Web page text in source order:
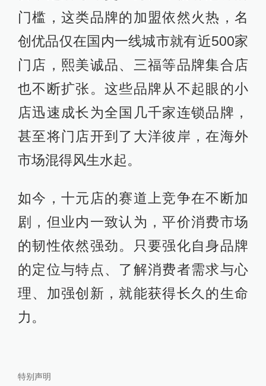
门槛，这类品牌的加盟依然火热，名
创优品仅在国内一线城市就有近500家
门店，熙美诚品、三福等品牌集合店
也不断扩张。这些品牌从不起眼的小
店迅速成长为全国几千家连锁品牌，
甚至将门店开到了大洋彼岸，在海外
市场混得风生水起。
如今，十元店的赛道上竞争在不断加
剧，但业内一致认为，平价消费市场
的韧性依然强劲。只要强化自身品牌
的定位与特点、了解消费者需求与心
理、加强创新，就能获得长久的生命
力。
特别声明